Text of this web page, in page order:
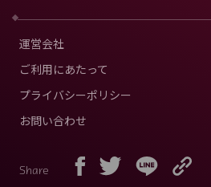
運営会社
ご利用にあたって
プライバシーポリシー
お問い合わせ
Share